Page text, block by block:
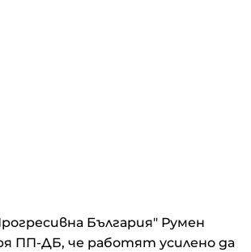
България" Румен
ПП-ДБ, че работят усилено да